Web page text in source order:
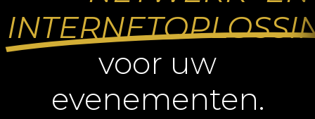
voor uw
evenementen.